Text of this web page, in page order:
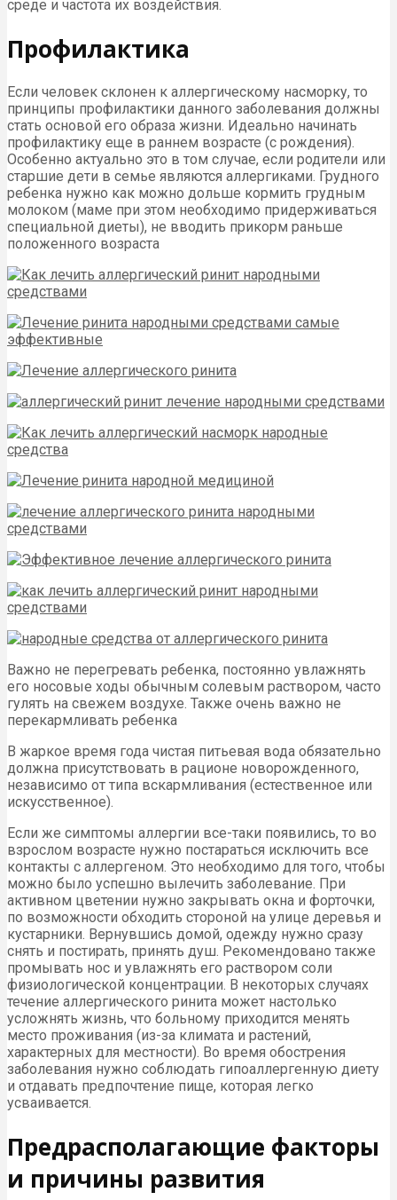
среде и частота их воздействия.
Профилактика
Если человек склонен к аллергическому насморку, то
принципы профилактики данного заболевания должны
стать основой его образа жизни. Идеально начинать
профилактику еще в раннем возрасте (с рождения).
Особенно актуально это в том случае, если родители или
старшие дети в семье являются аллергиками. Грудного
ребенка нужно как можно дольше кормить грудным
молоком (маме при этом необходимо придерживаться
специальной диеты), не вводить прикорм раньше
положенного возраста
Важно не перегревать ребенка, постоянно увлажнять
его носовые ходы обычным солевым раствором, часто
гулять на свежем воздухе. Также очень важно не
перекармливать ребенка
В жаркое время года чистая питьевая вода обязательно
должна присутствовать в рационе новорожденного,
независимо от типа вскармливания (естественное или
искусственное).
Если же симптомы аллергии все-таки появились, то во
взрослом возрасте нужно постараться исключить все
контакты с аллергеном. Это необходимо для того, чтобы
можно было успешно вылечить заболевание. При
активном цветении нужно закрывать окна и форточки,
по возможности обходить стороной на улице деревья и
кустарники. Вернувшись домой, одежду нужно сразу
снять и постирать, принять душ. Рекомендовано также
промывать нос и увлажнять его раствором соли
физиологической концентрации. В некоторых случаях
течение аллергического ринита может настолько
усложнять жизнь, что больному приходится менять
место проживания (из-за климата и растений,
характерных для местности). Во время обострения
заболевания нужно соблюдать гипоаллергенную диету
и отдавать предпочтение пище, которая легко
усваивается.
Предрасполагающие факторы
и причины развития